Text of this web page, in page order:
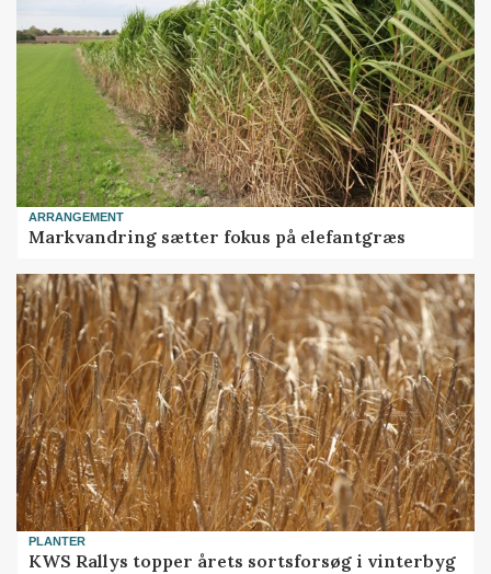
ARRANGEMENT
Markvandring sætter fokus på elefantgræs
PLANTER
KWS Rallys topper årets sortsforsøg i vinterbyg